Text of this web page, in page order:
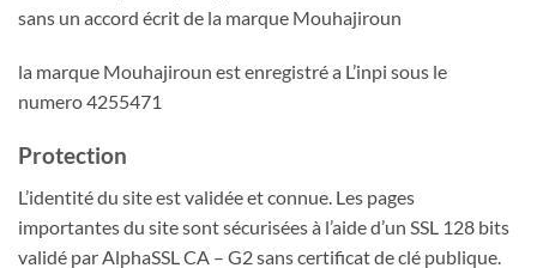
sans un accord écrit de la marque Mouhajiroun
la marque Mouhajiroun est enregistré a L’inpi sous le
numero 4255471
Protection
L’identité du site est validée et connue. Les pages
importantes du site sont sécurisées à l’aide d’un SSL 128 bits
validé par AlphaSSL CA – G2 sans certificat de clé publique.